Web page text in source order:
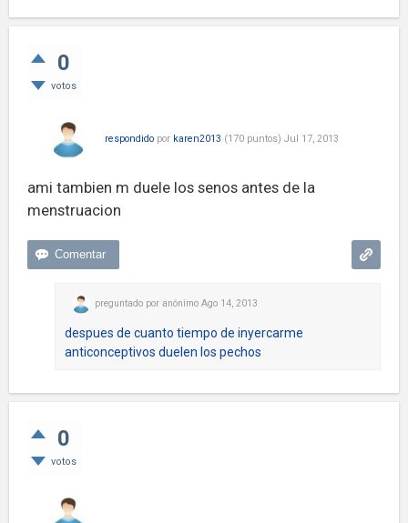
0
votos
respondido por karen2013 (170 puntos) Jul 17, 2013
ami tambien m duele los senos antes de la
menstruacion
preguntado por anónimo Ago 14, 2013
despues de cuanto tiempo de inyercarme
anticonceptivos duelen los pechos
0
votos